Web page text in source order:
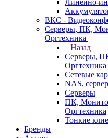
Линейно-
ВКС -
Серверы, ПК,
Оргтехника
Назад
Серверы,
Оргтехника
Сетевые
NAS,
Серверы
ПК,
Оргтехника
Тонкие
Бренды